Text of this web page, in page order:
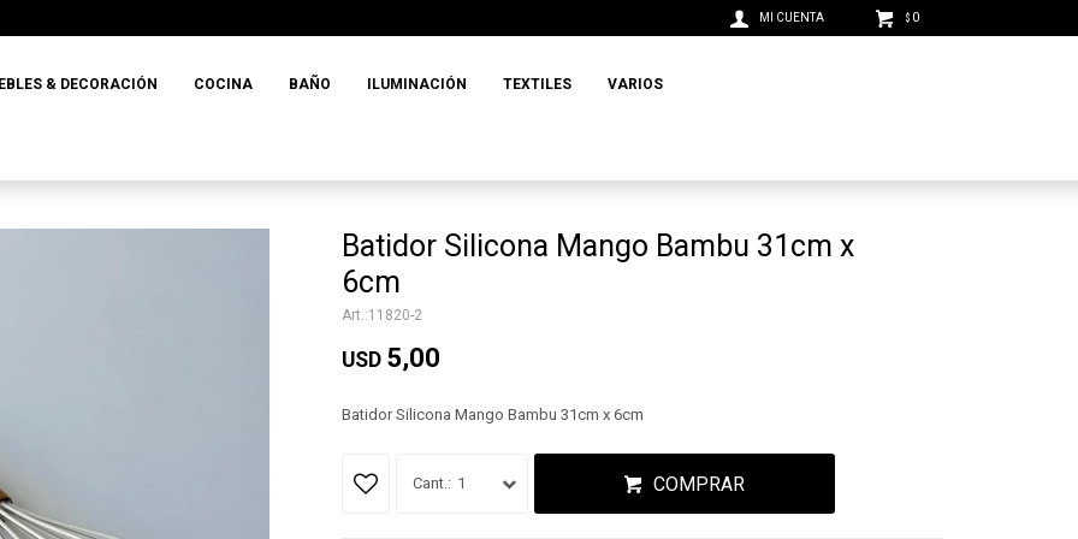
& DECORACIÓN COCINA BAÑO ILUMINACIÓN TEXTILES VARIOS
$ 0
Batidor Silicona Mango Bambu 31cm x
6cm
11820-2
USD 5,00
Batidor Silicona Mango Bambu 31cm x 6cm
1 COMPRAR